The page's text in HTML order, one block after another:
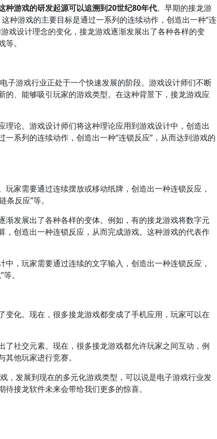
种游戏的研发起源可以追溯到20世纪80年代。早期的接龙游
种游戏的主要目标是通过一系列的连续动作，创造出一种“连
戏设计理念的变化，接龙游戏逐渐发展出了各种各样的变
。
子游戏行业正处于一个快速发展的阶段。游戏设计师们不断
、能够吸引玩家的游戏类型。在这种背景下，接龙游戏应
论。游戏设计师们将这种理论应用到游戏设计中，创造出
系列的连续动作，创造出一种“连锁反应”，从而达到游戏的
家需要通过连续摆放或移动纸牌，创造出一种连锁反应，
反应”等。
发展出了各种各样的变体。例如，有的接龙游戏将数字元
创造出一种连锁反应，从而完成游戏。这种游戏的代表作
，玩家需要通过连续的文字输入，创造出一种连锁反应，
。
化。现在，很多接龙游戏都变成了手机应用，玩家可以在
社交元素。现在，很多接龙游戏都允许玩家之间互动，例
他玩家进行竞赛。
，发展到现在的多元化游戏类型，可以说是电子游戏行业发
接龙软件未来会带给我们更多的惊喜。